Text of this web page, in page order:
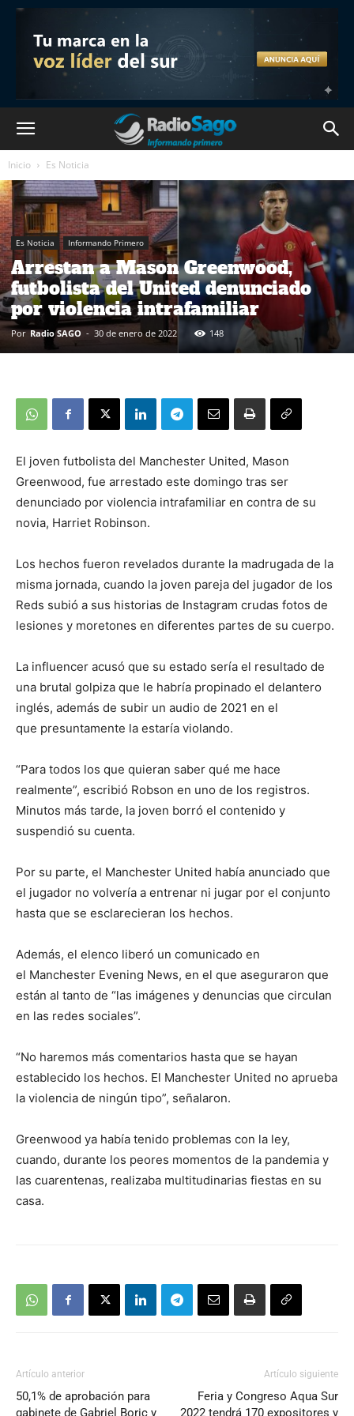
Inicio Es Noticia
Es Noticia Informando Primero
Arrestan a Mason Greenwood,
futbolista del United denunciado
por violencia intrafamiliar
Por Radio SAGO - 30 de enero de 2022 148
El joven futbolista del Manchester United, Mason
Greenwood, fue arrestado este domingo tras ser
denunciado por violencia intrafamiliar en contra de su
novia, Harriet Robinson.
Los hechos fueron revelados durante la madrugada de la
misma jornada, cuando la joven pareja del jugador de los
Reds subió a sus historias de Instagram crudas fotos de
lesiones y moretones en diferentes partes de su cuerpo.
La influencer acusó que su estado sería el resultado de
una brutal golpiza que le habría propinado el delantero
inglés, además de subir un audio de 2021 en el
que presuntamente la estaría violando.
“Para todos los que quieran saber qué me hace
realmente”, escribió Robson en uno de los registros.
Minutos más tarde, la joven borró el contenido y
suspendió su cuenta.
Por su parte, el Manchester United había anunciado que
el jugador no volvería a entrenar ni jugar por el conjunto
hasta que se esclarecieran los hechos.
Además, el elenco liberó un comunicado en
el Manchester Evening News, en el que aseguraron que
están al tanto de “las imágenes y denuncias que circulan
en las redes sociales”.
“No haremos más comentarios hasta que se hayan
establecido los hechos. El Manchester United no aprueba
la violencia de ningún tipo”, señalaron.
Greenwood ya había tenido problemas con la ley,
cuando, durante los peores momentos de la pandemia y
las cuarentenas, realizaba multitudinarias fiestas en su
casa.
Artículo anterior
50,1% de aprobación para
gabinete de Gabriel Boric y
Artículo siguiente
Feria y Congreso Aqua Sur
2022 tendrá 170 expositores y